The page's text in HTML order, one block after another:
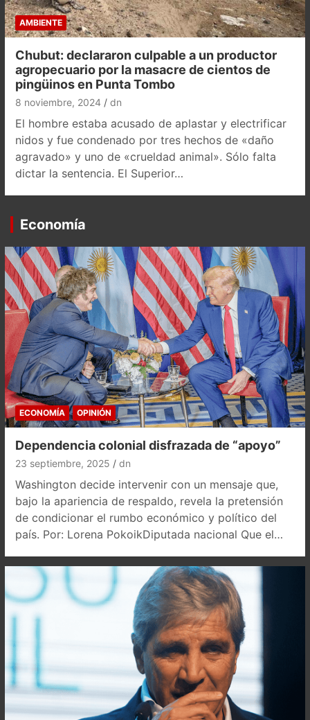
AMBIENTE
Chubut: declararon culpable a un productor
agropecuario por la masacre de cientos de
pingüinos en Punta Tombo
8 noviembre, 2024 dn
El hombre estaba acusado de aplastar y electrificar
nidos y fue condenado por tres hechos de «daño
agravado» y uno de «crueldad animal». Sólo falta
dictar la sentencia. El Superior…
Economía
ECONOMÍA OPINIÓN
Dependencia colonial disfrazada de “apoyo”
23 septiembre, 2025 dn
Washington decide intervenir con un mensaje que,
bajo la apariencia de respaldo, revela la pretensión
de condicionar el rumbo económico y político del
país. Por: Lorena PokoikDiputada nacional Que el…